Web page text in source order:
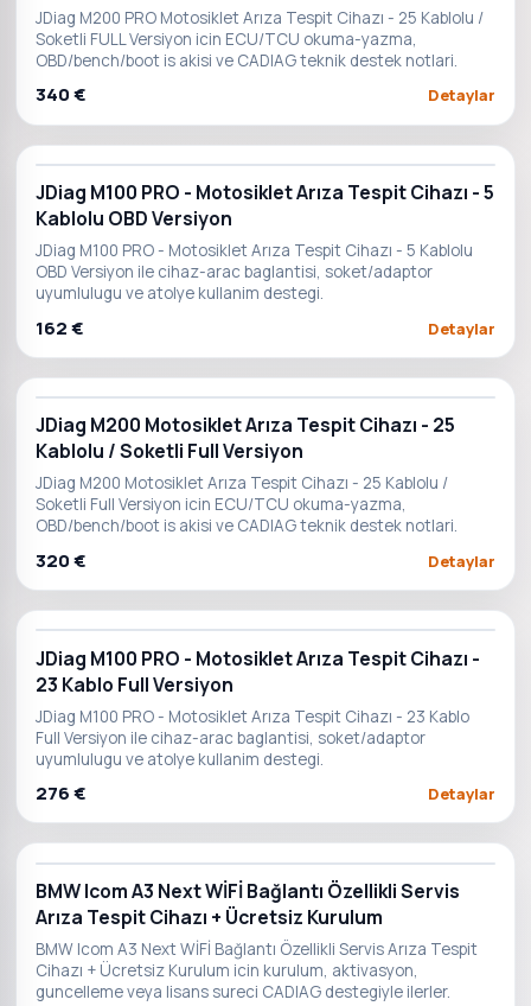
JDiag M200 PRO Motosiklet Arıza Tespit Cihazı - 25 Kablolu /
Soketli FULL Versiyon icin ECU/TCU okuma-yazma,
OBD/bench/boot is akisi ve CADIAG teknik destek notlari.
340 € Detaylar
JDiag M100 PRO - Motosiklet Arıza Tespit Cihazı - 5
Kablolu OBD Versiyon
JDiag M100 PRO - Motosiklet Arıza Tespit Cihazı - 5 Kablolu
OBD Versiyon ile cihaz-arac baglantisi, soket/adaptor
uyumlulugu ve atolye kullanim destegi.
162 € Detaylar
JDiag M200 Motosiklet Arıza Tespit Cihazı - 25
Kablolu / Soketli Full Versiyon
JDiag M200 Motosiklet Arıza Tespit Cihazı - 25 Kablolu /
Soketli Full Versiyon icin ECU/TCU okuma-yazma,
OBD/bench/boot is akisi ve CADIAG teknik destek notlari.
320 € Detaylar
JDiag M100 PRO - Motosiklet Arıza Tespit Cihazı -
23 Kablo Full Versiyon
JDiag M100 PRO - Motosiklet Arıza Tespit Cihazı - 23 Kablo
Full Versiyon ile cihaz-arac baglantisi, soket/adaptor
uyumlulugu ve atolye kullanim destegi.
276 € Detaylar
BMW Icom A3 Next WİFİ Bağlantı Özellikli Servis
Arıza Tespit Cihazı + Ücretsiz Kurulum
BMW Icom A3 Next WİFİ Bağlantı Özellikli Servis Arıza Tespit
Cihazı + Ücretsiz Kurulum icin kurulum, aktivasyon,
guncelleme veya lisans sureci CADIAG destegiyle ilerler.